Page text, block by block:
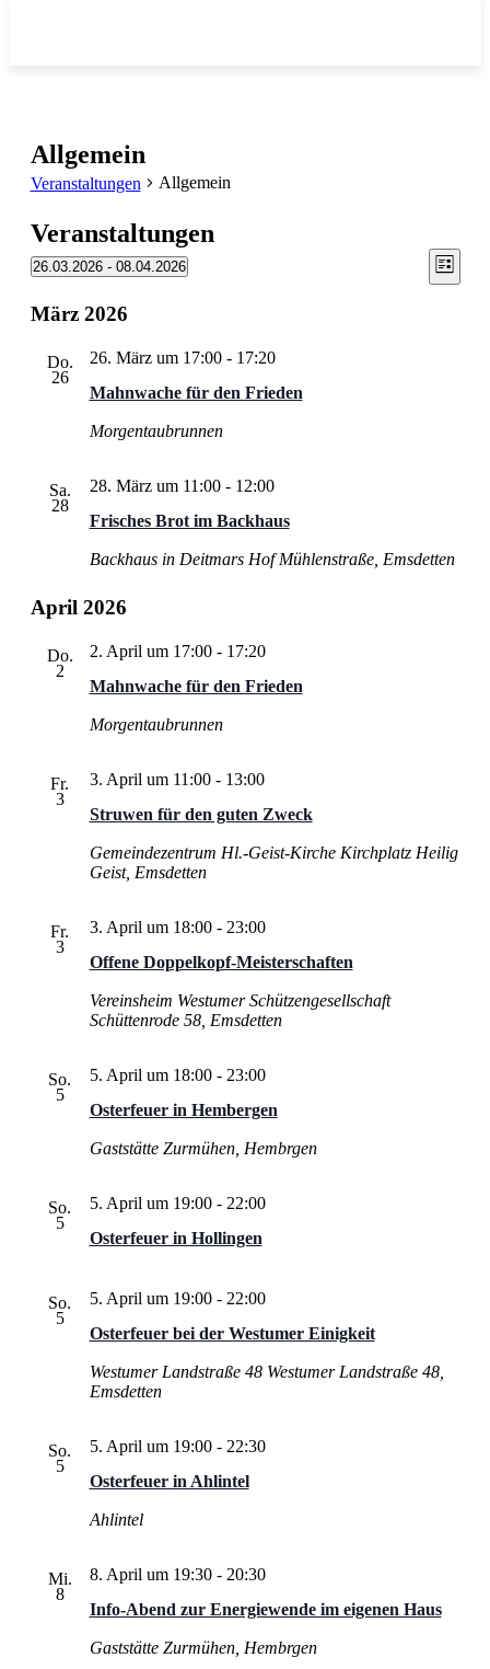
Allgemein
Veranstaltungen Allgemein
Veranstaltungen
Liste
26.03.2026 - 08.04.2026
wählen.
März 2026
Do.
26
Mahnwache für den Frieden
26. März um 17:00- 17:20
Morgentaubrunnen
Sa.
28
Frisches Brot im Backhaus
28. März um 11:00- 12:00
Backhaus in Deitmars HofMühlenstraße, Emsdetten
April 2026
Do.
2
Mahnwache für den Frieden
2. April um 17:00- 17:20
Morgentaubrunnen
Fr.
3
Struwen für den guten Zweck
3. April um 11:00- 13:00
Gemeindezentrum Hl.-Geist-Kirche Kirchplatz Heilig
Geist, Emsdetten
Fr.
3
Offene Doppelkopf-Meisterschaften
3. April um 18:00- 23:00
Vereinsheim Westumer Schützengesellschaft
Schüttenrode 58, Emsdetten
So.
5
Osterfeuer in Hembergen
5. April um 18:00- 23:00
Gaststätte Zurmühen, Hembrgen
So.
5
Osterfeuer in Hollingen
5. April um 19:00- 22:00
So.
5
Osterfeuer bei der Westumer Einigkeit
5. April um 19:00- 22:00
Westumer Landstraße 48 Westumer Landstraße 48,
Emsdetten
So.
5
Osterfeuer in Ahlintel
5. April um 19:00- 22:30
Ahlintel
Mi.
8
Info-Abend zur Energiewende im eigenen Haus
8. April um 19:30- 20:30
Gaststätte Zurmühen, Hembrgen